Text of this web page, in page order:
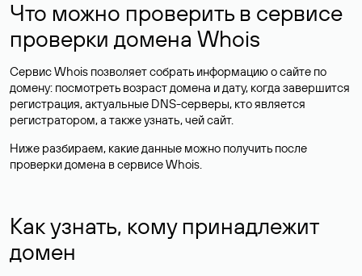
Что можно проверить в сервисе
проверки домена Whois
Сервис Whois позволяет собрать информацию о сайте по
домену: посмотреть возраст домена и дату, когда завершится
регистрация, актуальные DNS-серверы, кто является
регистратором, а также узнать, чей сайт.
Ниже разбираем, какие данные можно получить после
проверки домена в сервисе Whois.
Как узнать, кому принадлежит
домен